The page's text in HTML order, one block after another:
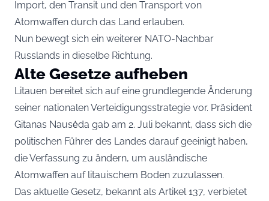
Import, den Transit und den Transport von
Atomwaffen durch das Land erlauben.
Nun bewegt sich ein weiterer NATO-Nachbar
Russlands in dieselbe Richtung.
Alte Gesetze aufheben
Litauen bereitet sich auf eine grundlegende Änderung
seiner nationalen Verteidigungsstrategie vor. Präsident
Gitanas Nausėda gab am 2. Juli bekannt, dass sich die
politischen Führer des Landes darauf geeinigt haben,
die Verfassung zu ändern, um ausländische
Atomwaffen auf litauischem Boden zuzulassen.
Das aktuelle Gesetz, bekannt als Artikel 137, verbietet